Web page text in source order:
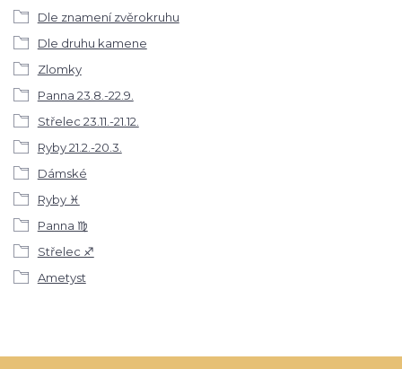
Dle znamení zvěrokruhu
Dle druhu kamene
Zlomky
Panna 23.8.-22.9.
Střelec 23.11.-21.12.
Ryby 21.2.-20.3.
Dámské
Ryby ♓
Panna ♍
Střelec ♐
Ametyst